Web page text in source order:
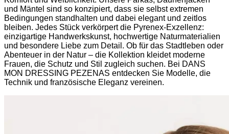
und Mäntel sind so konzipiert, dass sie selbst extremen
Bedingungen standhalten und dabei elegant und zeitlos
bleiben. Jedes Stück verkörpert die Pyrenex-Exzellenz:
einzigartige Handwerkskunst, hochwertige Naturmaterialien
und besondere Liebe zum Detail. Ob für das Stadtleben oder
Abenteuer in der Natur – die Kollektion kleidet moderne
Frauen, die Schutz und Stil zugleich suchen. Bei DANS
MON DRESSING PEZENAS entdecken Sie Modelle, die
Technik und französische Eleganz vereinen.